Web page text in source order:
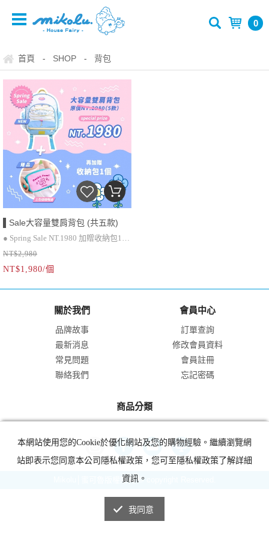
0
首頁 - SHOP - 背包
▌Sale大容量雙肩背包 (共五款)
● Spring Sale NT.1980 加贈收納包1個
（顏色隨機）
● 內插袋、拉鍊內袋＋電腦插袋（含
松緊扣）
最大可放到15寸電腦沒問題～
NT$2,980
NT$1,980/個
關於我們
品牌故事
最新消息
常見問題
聯絡我們
會員中心
訂單查詢
修改會員資料
會員註冊
忘記密碼
商品分類
Mikolu│蜜可魯版權所有 © copyright Reserved.
本網站使用您的Cookie於優化網站及您的購物經驗。繼續瀏覽網
站即表示您同意本公司隱私權政策，您可至隱私權政策了解詳細
資訊。
我同意